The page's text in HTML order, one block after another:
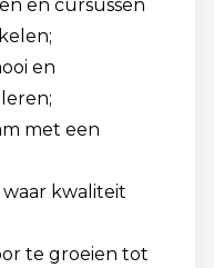
en cursussen
en
met een
kwaliteit
te groeien tot